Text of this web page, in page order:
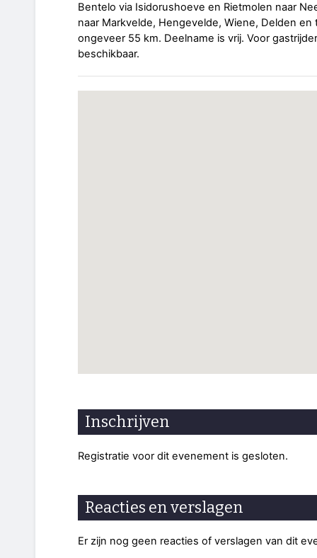
Bentelo via Isidorushoeve en Rietmolen naar
naar Markvelde, Hengevelde, Wiene, Delden
ongeveer 55 km. Deelname is vrij. Voor
beschikbaar.
Inschrijven
Registratie voor dit evenement is gesloten.
Reacties en verslagen
Er zijn nog geen reacties of verslagen van dit